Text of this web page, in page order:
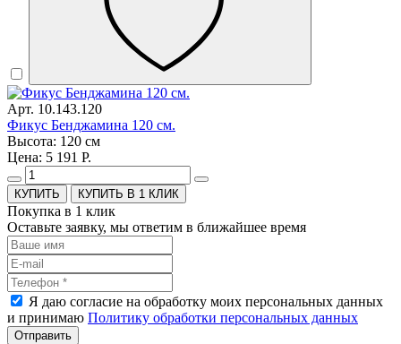
Арт. 10.143.120
Фикус Бенджамина 120 см.
Высота: 120 см
Цена: 5 191 Р.
КУПИТЬ В 1 КЛИК
Покупка в 1 клик
Оставьте заявку, мы ответим в ближайшее время
Я даю согласие на обработку моих персональных данных
и принимаю Политику обработки персональных данных
Отправить